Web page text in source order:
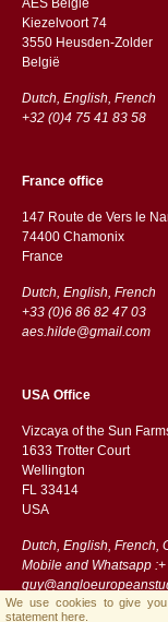
AES Belgie
Kiezelvoort 74
3550 Heusden-Zolder
België
Dutch, English, French
+32 (0)4 75 41 83 58
France office
147 Route de Vers le
74400 Chamonix
France
Dutch, English, French
+33 (0)6 86 82 47 03
aes.hilde@gmail.com
USA Office
Vizcaya of the Sun
1633 Trotter Court
Wellington
FL 33414
USA
Dutch, English, French,
Mobile and Whatsapp
We use cookies to give
statement here.